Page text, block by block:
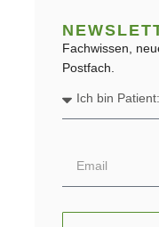
Fachwissen,
Postfach.